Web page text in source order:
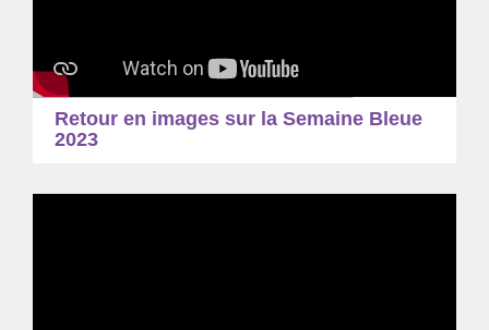
Retour en images sur la Semaine Bleue
2023